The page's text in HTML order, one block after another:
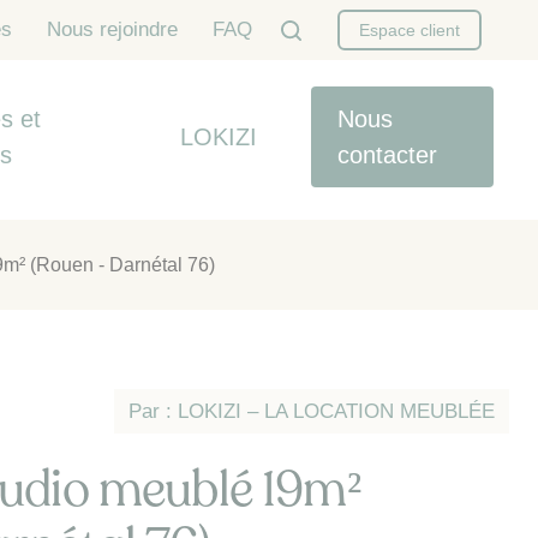
Nous rejoindre FAQ Espace client
et
LOKIZI
Nous
contacter
(Rouen - Darnétal 76)
Par : LOKIZI – LA LOCATION MEUBLÉE
meublé 19m²